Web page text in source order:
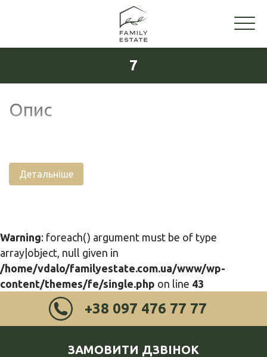
7
Опис
Детальніше
Warning: foreach() argument must be of type
array|object, null given in
/home/vdalo/familyestate.com.ua/www/wp-
content/themes/fe/single.php on line 43
+38 097 476 77 77
ЗАМОВИТИ ДЗВІНОК